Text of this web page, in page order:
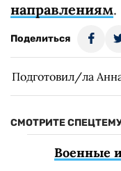
направлениям.
Поделиться
Подготовил/ла
СМОТРИТЕ
Военные